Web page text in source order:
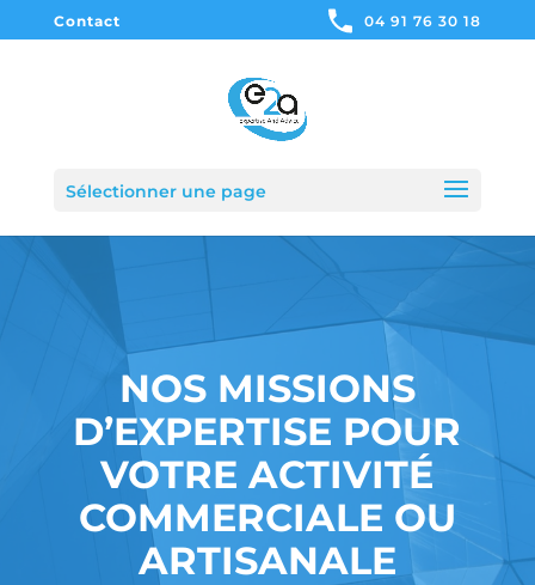
Contact 04 91 76 30 18
Sélectionner une page
NOS MISSIONS
D’EXPERTISE POUR
VOTRE ACTIVITÉ
COMMERCIALE OU
ARTISANALE